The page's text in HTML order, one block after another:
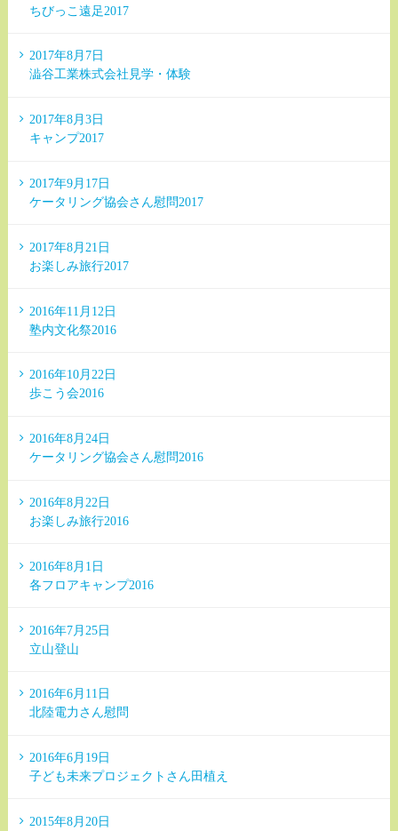
ちびっこ遠足2017
2017年8月7日
澁谷工業株式会社見学・体験
2017年8月3日
キャンプ2017
2017年9月17日
ケータリング協会さん慰問2017
2017年8月21日
お楽しみ旅行2017
2016年11月12日
塾内文化祭2016
2016年10月22日
歩こう会2016
2016年8月24日
ケータリング協会さん慰問2016
2016年8月22日
お楽しみ旅行2016
2016年8月1日
各フロアキャンプ2016
2016年7月25日
立山登山
2016年6月11日
北陸電力さん慰問
2016年6月19日
子ども未来プロジェクトさん田植え
2015年8月20日